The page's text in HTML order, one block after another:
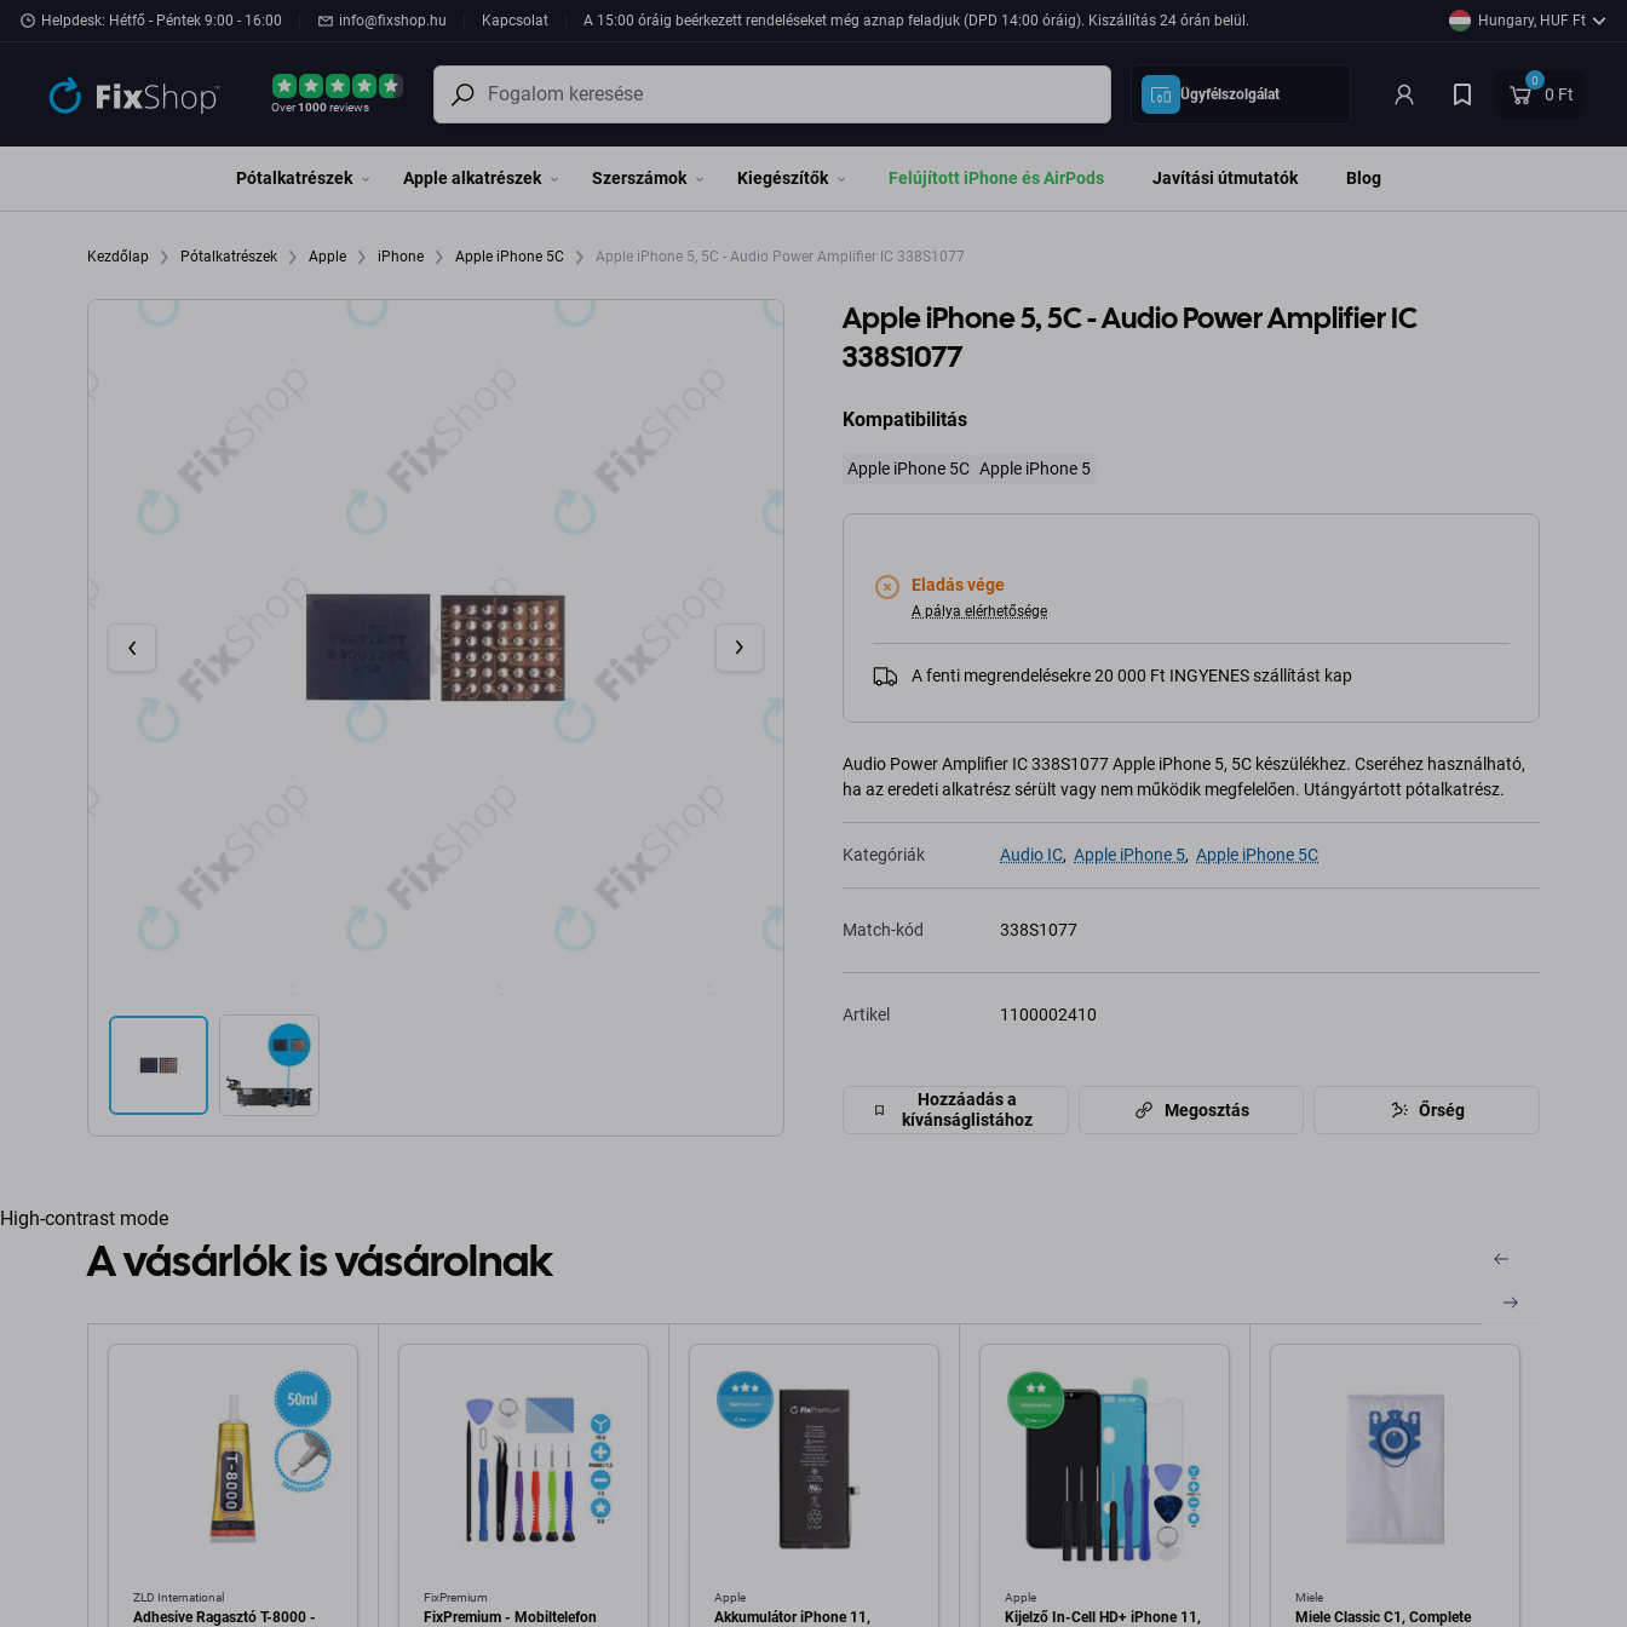
Ugrás az oldal fő részéhez
Helpdesk: Hétfő - Péntek 9:00 - 16:00 info@fixshop.hu Kapcsolat A 15:00 óráig beérkezett rendeléseket még aznap feladjuk (DPD 14:00 óráig). Kiszállítás 24 órán belül. Hungary, HUF Ft
Over1000reviews
Ügyfélszolgálat
0
0 Ft
Pótalkatrészek Apple alkatrészek Szerszámok Kiegészítők Felújított iPhone és AirPods Javítási útmutatók Blog
Kezdőlap Pótalkatrészek Apple iPhone Apple iPhone 5C Apple iPhone 5, 5C - Audio Power Amplifier IC 338S1077
Apple iPhone 5, 5C - Audio Power Amplifier IC
338S1077
Kompatibilitás
Apple iPhone 5C Apple iPhone 5
Eladás vége
A pálya elérhetősége
A fenti megrendelésekre 20 000 Ft INGYENES szállítást kap
Audio Power Amplifier IC 338S1077 Apple iPhone 5, 5C készülékhez. Cseréhez használható,
ha az eredeti alkatrész sérült vagy nem működik megfelelően. Utángyártott pótalkatrész.
Kategóriák Audio IC, Apple iPhone 5, Apple iPhone 5C
Match-kód 338S1077
Artikel 1100002410
Hozzáadás a
kívánságlistához
Megosztás Őrség
High-contrast mode
A vásárlók is vásárolnak
ZLD International
Adhesive Ragasztó T-8000 -
FixPremium
FixPremium - Mobiltelefon
Apple
Akkumulátor iPhone 11,
Apple
Kijelző In-Cell HD+ iPhone 11,
Miele
Miele Classic C1, Complete